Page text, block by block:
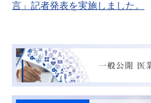
言」記者発表を実施しました。